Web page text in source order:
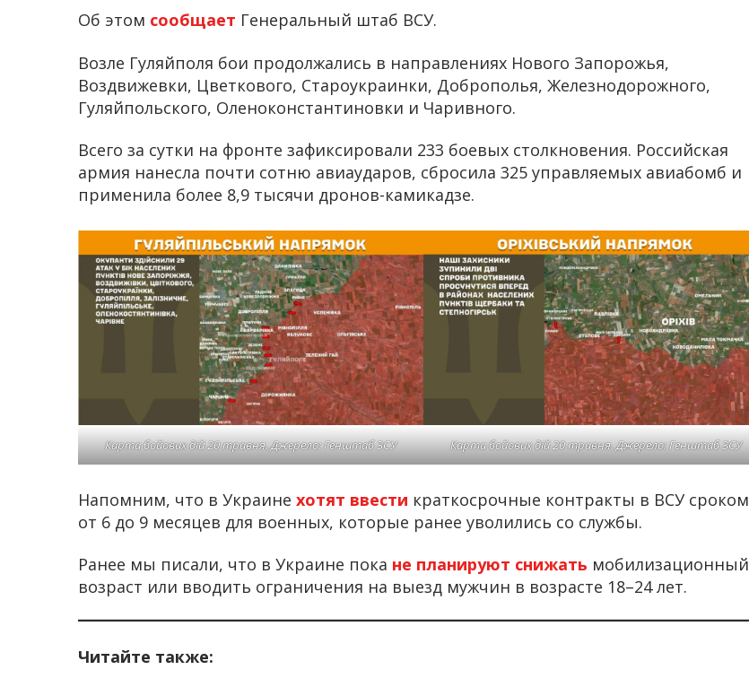
Об этом сообщает Генеральный штаб ВСУ.
Возле Гуляйполя бои продолжались в направлениях Нового Запорожья,
Воздвижевки, Цветкового, Староукраинки, Доброполья, Железнодорожного,
Гуляйпольского, Оленоконстантиновки и Чаривного.
Всего за сутки на фронте зафиксировали 233 боевых столкновения. Российская
армия нанесла почти сотню авиаударов, сбросила 325 управляемых авиабомб и
применила более 8,9 тысячи дронов-камикадзе.
Карта бойових дій 20 травня. Джерело: Генштаб ЗСУ Карта бойових дій 20 травня. Джерело: Генштаб ЗСУ
Напомним, что в Украине хотят ввести краткосрочные контракты в ВСУ сроком
от 6 до 9 месяцев для военных, которые ранее уволились со службы.
Ранее мы писали, что в Украине пока не планируют снижать мобилизационный
возраст или вводить ограничения на выезд мужчин в возрасте 18–24 лет.
Читайте также: